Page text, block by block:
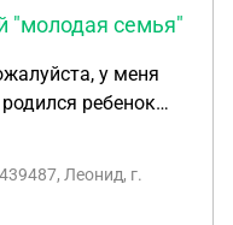
"молодая семья"
у меня
ребенок
у меня нет
доля в
Леонид, г.